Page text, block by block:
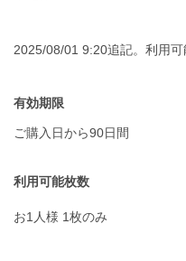
2025/08/01 9:20追記。利用
有効期限
ご購入日から90日間
利用可能枚数
お1人様 1枚のみ